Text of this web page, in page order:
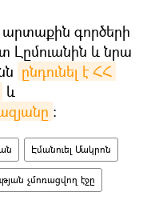
արտաքին գործերի
և նրա
ընդունել է ՀՀ
և
։
Էմանուել Մակրոն
չմոռացվող էջը